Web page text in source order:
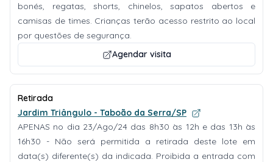
bonés, regatas, shorts, chinelos, sapatos abertos e
camisas de times. Crianças terão acesso restrito ao local
por questões de segurança.
Agendar visita
Retirada
Jardim Triângulo - Taboão da Serra/SP
APENAS no dia 23/Ago/24 das 8h30 às 12h e das 13h às
16h30 - Não será permitida a retirada deste lote em
data(s) diferente(s) da indicada. Proibida a entrada com